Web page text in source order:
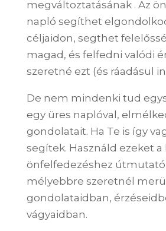
megváltoztatásának. Az
napló segíthet
céljaidon, segthet
magad, és felfedni valódi
szeretné ezt (és ráadásul
De nem mindenki tud
egy üres naplóval,
gondolatait. Ha Te is így
segítek. Használd ezeket
önfelfedezéshez
mélyebbre szeretnél
gondolataidban,
vágyaidban.